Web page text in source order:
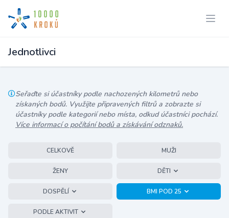
Jednotlivci
Seřaďte si účastníky podle nachozených kilometrů nebo
získaných bodů. Využijte připravených filtrů a zobrazte si
účastníky podle kategorií nebo místa, odkud účastníci pochází.
Více informací o počítání bodů a získávání odznaků.
CELKOVĚ MUŽI
ŽENY DĚTI
DOSPĚLÍ BMI POD 25
PODLE AKTIVIT